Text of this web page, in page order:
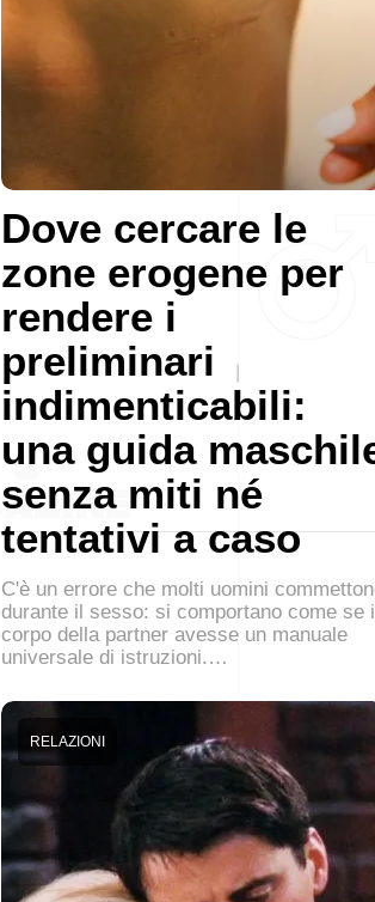
Dove cercare le
zone erogene per
rendere i
preliminari
indimenticabili:
una guida
senza miti né
tentativi a caso
C'è un errore che molti uomini
durante il sesso: si comportano come se
corpo della partner avesse un manuale
universale di istruzioni.…
RELAZIONI